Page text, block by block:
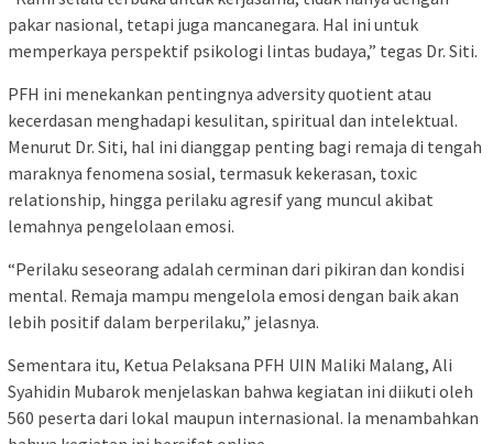
pakar nasional, tetapi juga mancanegara. Hal ini untuk
memperkaya perspektif psikologi lintas budaya,” tegas Dr. Siti.
PFH ini menekankan pentingnya adversity quotient atau
kecerdasan menghadapi kesulitan, spiritual dan intelektual.
Menurut Dr. Siti, hal ini dianggap penting bagi remaja di tengah
maraknya fenomena sosial, termasuk kekerasan, toxic
relationship, hingga perilaku agresif yang muncul akibat
lemahnya pengelolaan emosi.
“Perilaku seseorang adalah cerminan dari pikiran dan kondisi
mental. Remaja mampu mengelola emosi dengan baik akan
lebih positif dalam berperilaku,” jelasnya.
Sementara itu, Ketua Pelaksana PFH UIN Maliki Malang, Ali
Syahidin Mubarok menjelaskan bahwa kegiatan ini diikuti oleh
560 peserta dari lokal maupun internasional. Ia menambahkan